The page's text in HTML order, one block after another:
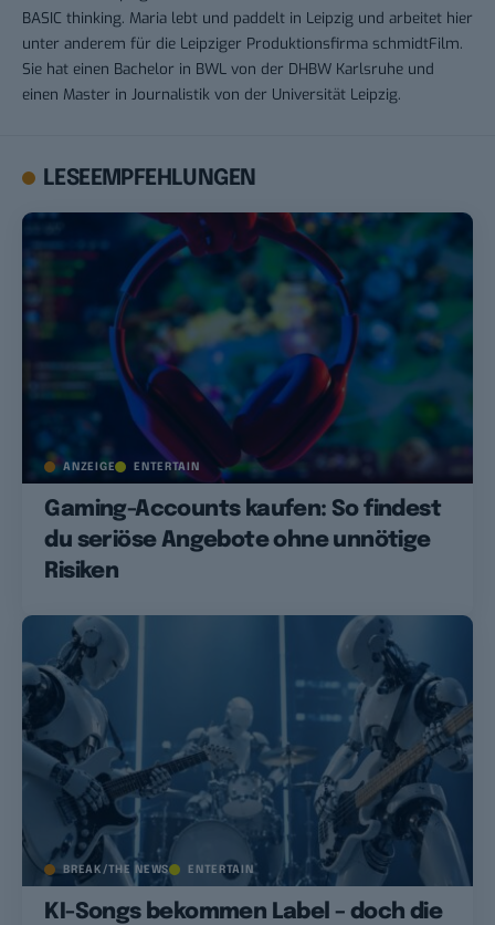
BASIC thinking. Maria lebt und paddelt in Leipzig und arbeitet hier
unter anderem für die Leipziger Produktionsfirma schmidtFilm.
Sie hat einen Bachelor in BWL von der DHBW Karlsruhe und
einen Master in Journalistik von der Universität Leipzig.
LESEEMPFEHLUNGEN
ANZEIGE ENTERTAIN
Gaming-Accounts kaufen: So findest
du seriöse Angebote ohne unnötige
Risiken
BREAK/THE NEWS ENTERTAIN
KI-Songs bekommen Label – doch die